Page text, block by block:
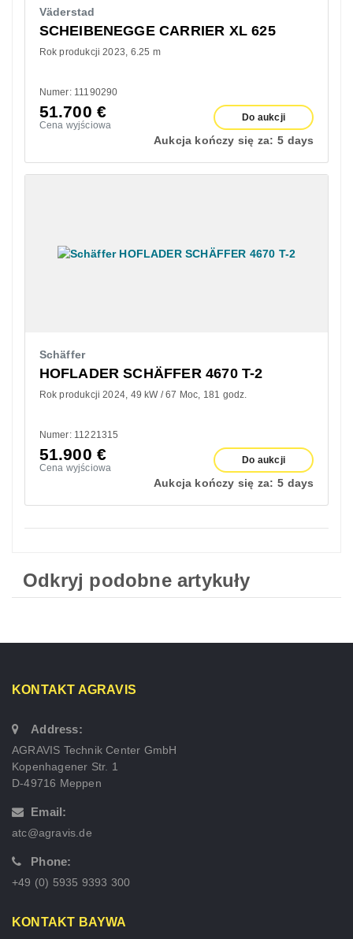
Väderstad
SCHEIBENEGGE CARRIER XL 625
Rok produkcji 2023 6.25 m
Numer: 11190290
51.700 €
Cena wyjściowa
Do aukcji
Aukcja kończy się za: 5 days
Schäffer
HOFLADER SCHÄFFER 4670 T-2
Rok produkcji 2024 49 kW / 67 Moc 181 godz.
Numer: 11221315
51.900 €
Cena wyjściowa
Do aukcji
Aukcja kończy się za: 5 days
Odkryj podobne artykuły
KONTAKT AGRAVIS
Address:
AGRAVIS Technik Center GmbH
Kopenhagener Str. 1
D-49716 Meppen
Email:
atc@agravis.de
Phone:
+49 (0) 5935 9393 300
KONTAKT BAYWA